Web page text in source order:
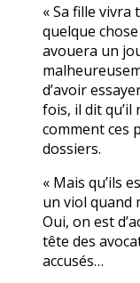
« Sa fille vivra
quelque chose
avouera un
d’avoir
fois, il dit qu’il
comment ces
dossiers.
« Mais qu’ils
un viol quand
Oui, on est
tête des
accusés…